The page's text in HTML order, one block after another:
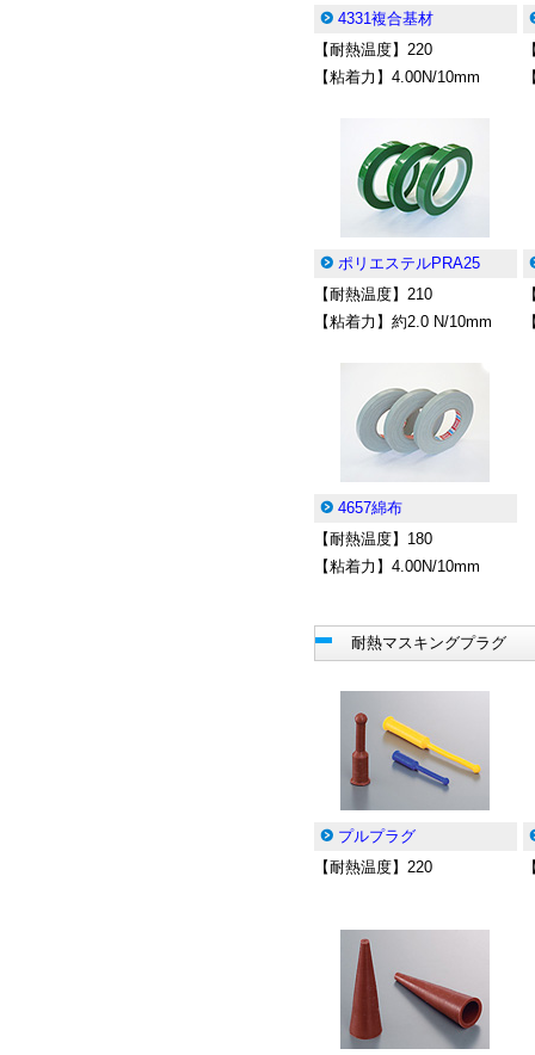
4331複合基材
【耐熱温度】220
【粘着力】4.00N/10mm
ポリエステルPRA25
【耐熱温度】210
【粘着力】約2.0 N/10mm
4657綿布
【耐熱温度】180
【粘着力】4.00N/10mm
耐熱マスキングプラグ
プルプラグ
【耐熱温度】220